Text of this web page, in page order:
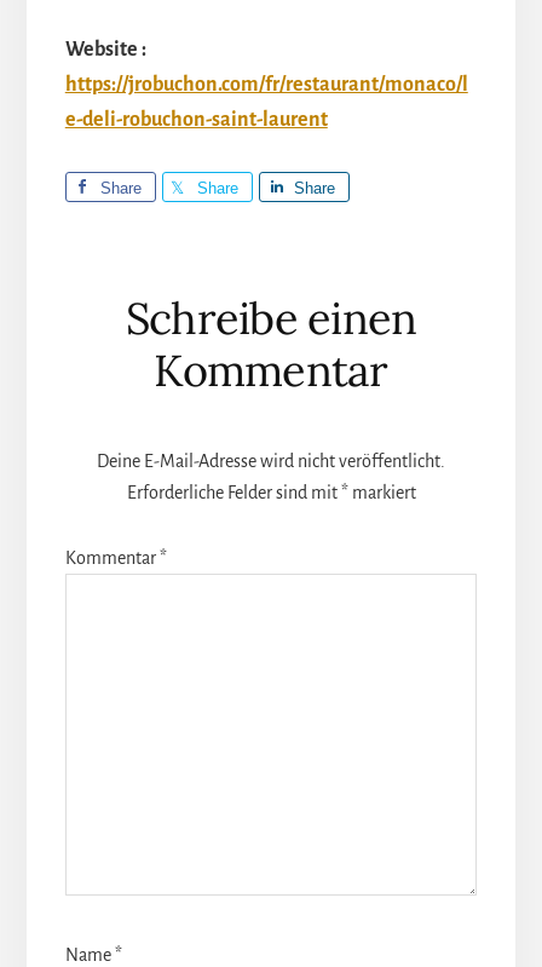
Website :
https://jrobuchon.com/fr/restaurant/monaco/l
e-deli-robuchon-saint-laurent
Share Share Share
Leser-
Interaktionen
Schreibe einen
Kommentar
Deine E-Mail-Adresse wird nicht veröffentlicht.
Erforderliche Felder sind mit*markiert
Kommentar*
Name*